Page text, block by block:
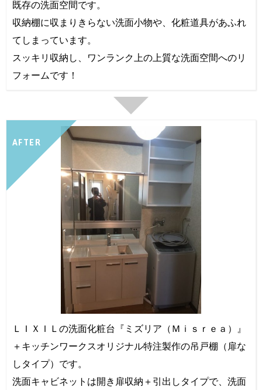
既存の洗面空間です。
収納棚に収まりきらない洗面小物や、化粧道具があふれ
てしまっています。
スッキリ収納し、ワンランク上の上質な洗面空間へのリ
フォームです！
AFTER
ＬＩＸＩＬの洗面化粧台『ミズリア（Ｍｉｓｒｅａ）』
＋キッチンワークスオリジナル特注製作の吊戸棚（扉な
しタイプ）です。
洗面キャビネットは開き扉収納＋引出しタイプで、洗面